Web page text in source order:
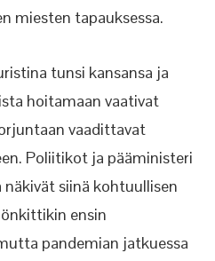
miesten tapauksessa.
tunsi kansansa ja
hoitamaan vaativat
vaadittavat
Poliitikot ja pääministeri
siinä kohtuullisen
ensin
pandemian jatkuessa